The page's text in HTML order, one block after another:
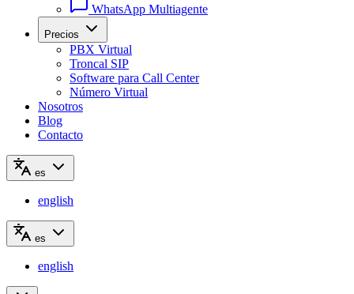
WhatsApp Multiagente
Precios
PBX Virtual
Troncal SIP
Software para Call Center
Número Virtual
Nosotros
Blog
Contacto
es
english
es
english